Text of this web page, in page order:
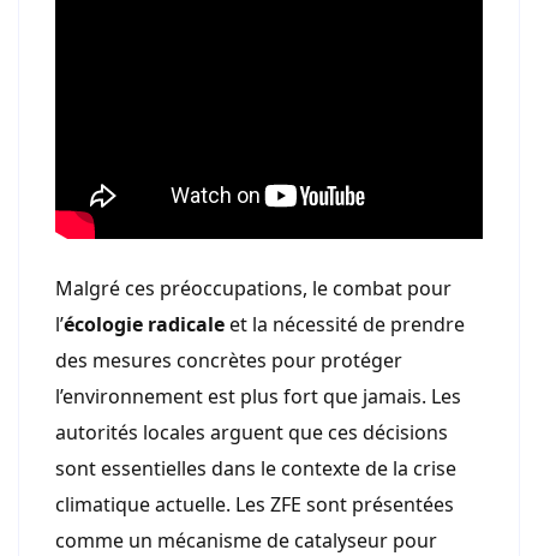
Malgré ces préoccupations, le combat pour
l’écologie radicaleet la nécessité de prendre
des mesures concrètes pour protéger
l’environnement est plus fort que jamais. Les
autorités locales arguent que ces décisions
sont essentielles dans le contexte de la crise
climatique actuelle. Les ZFE sont présentées
comme un mécanisme de catalyseur pour